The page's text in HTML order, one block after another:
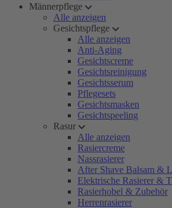
Männerpflege
Alle anzeigen
Gesichtspflege
Alle anzeigen
Anti-Aging
Gesichtscreme
Gesichtsreinigung
Gesichtsserum
Pflegesets
Gesichtsmasken
Gesichtspeeling
Rasur
Alle anzeigen
Rasiercreme
Nassrasierer
After Shave Balsam &
Elektrische Rasierer &
Rasierhobel & Zubehör
Herrenrasierer